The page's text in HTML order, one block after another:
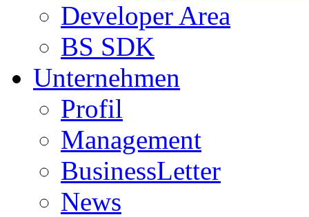
Developer Area
BS SDK
Unternehmen
Profil
Management
BusinessLetter
News